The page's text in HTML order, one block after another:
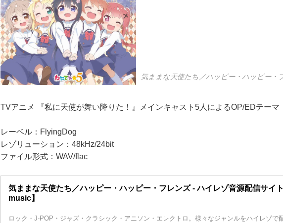
気ままな天使たち／ハッピー・ハッピー
TVアニメ 『私に天使が舞い降りた！』メインキャスト5人によるOP/EDテーマ
レーベル：FlyingDog
レゾリューション：48kHz/24bit
ファイル形式：WAV/flac
気ままな天使たち／ハッピー・ハッピー・フレンズ - ハイレゾ音源配信サイ
music】
ロック・J-POP・ジャズ・クラシック・アニソン・エレクトロ。様々なジャンルをハイレゾで